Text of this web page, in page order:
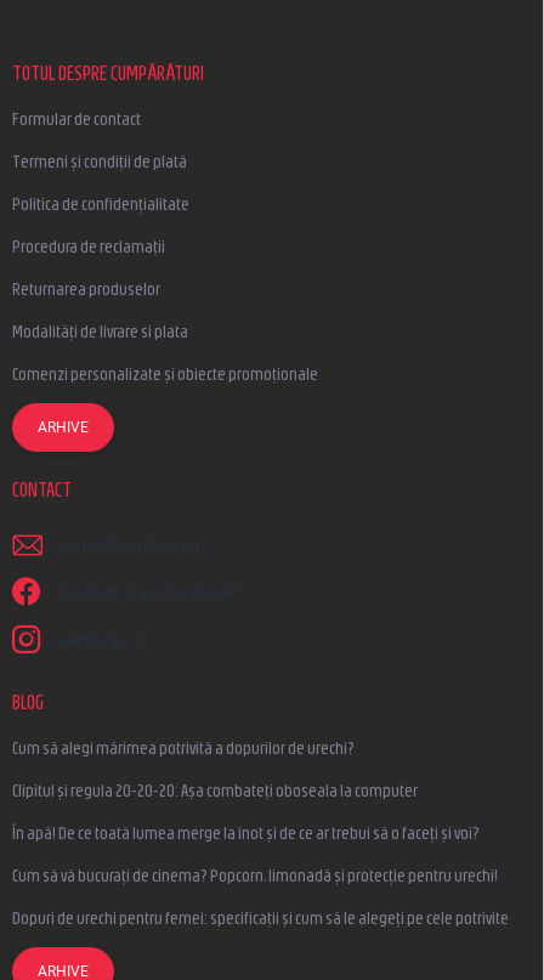
TOTUL DESPRE CUMPĂRĂTURI
Formular de contact
Termeni și condiții de plată
Politica de confidențialitate
Procedura de reclamații
Returnarea produselor
Modalități de livrare si plata
Comenzi personalizate și obiecte promoționale
ARHIVE
CONTACT
scrieti @ earplugs.ro
Suntem și pe Facebook!
earplugs.ro
BLOG
Cum să alegi mărimea potrivită a dopurilor de urechi?
Clipitul și regula 20-20-20: Așa combateți oboseala la computer
În apă! De ce toată lumea merge la înot și de ce ar trebui să o faceți și voi?
Cum să vă bucurați de cinema? Popcorn, limonadă și protecție pentru urechi!
Dopuri de urechi pentru femei: specificații și cum să le alegeți pe cele potrivite
ARHIVE